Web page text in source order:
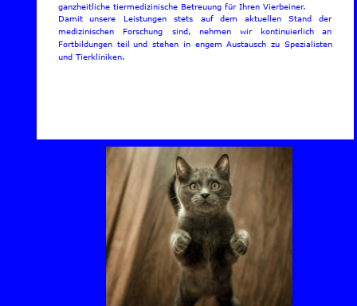
ganzheitliche tiermedizinische Betreuung für Ihren Vierbeiner.
Damit
unsere Leistungen stets auf dem aktuellen Stand
der
medizinischen
Forschung sind, nehmen wir kontinuierlich
an
Fortbildungen teil und stehen in engem Austausch zu Spezialisten
und Tierkliniken.